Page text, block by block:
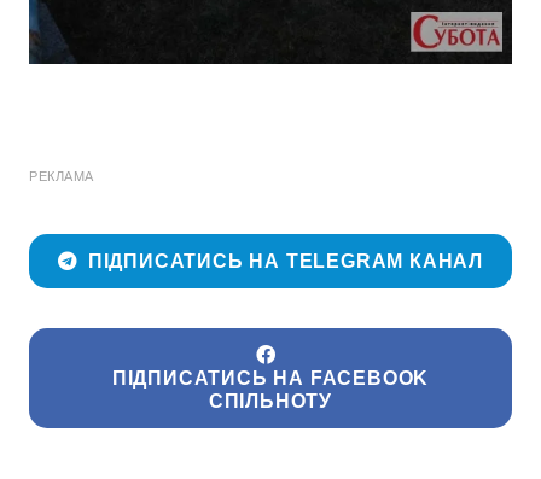
РЕКЛАМА
ПІДПИСАТИСЬ НА TELEGRAM КАНАЛ
ПІДПИСАТИСЬ НА FACEBOOK
СПІЛЬНОТУ